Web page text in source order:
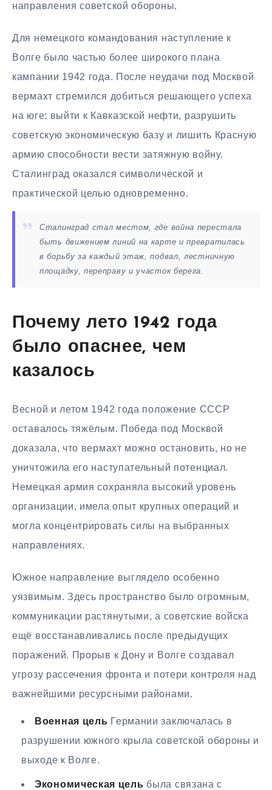
направления советской обороны.
Для немецкого командования наступление к
Волге было частью более широкого плана
кампании 1942 года. После неудачи под Москвой
вермахт стремился добиться решающего успеха
на юге: выйти к Кавказской нефти, разрушить
советскую экономическую базу и лишить Красную
армию способности вести затяжную войну.
Сталинград оказался символической и
практической целью одновременно.
Сталинград стал местом, где война перестала
быть движением линий на карте и превратилась
в борьбу за каждый этаж, подвал, лестничную
площадку, переправу и участок берега.
Почему лето 1942 года
было опаснее, чем
казалось
Весной и летом 1942 года положение СССР
оставалось тяжёлым. Победа под Москвой
доказала, что вермахт можно остановить, но не
уничтожила его наступательный потенциал.
Немецкая армия сохраняла высокий уровень
организации, имела опыт крупных операций и
могла концентрировать силы на выбранных
направлениях.
Южное направление выглядело особенно
уязвимым. Здесь пространство было огромным,
коммуникации растянутыми, а советские войска
ещё восстанавливались после предыдущих
поражений. Прорыв к Дону и Волге создавал
угрозу рассечения фронта и потери контроля над
важнейшими ресурсными районами.
Военная цель Германии заключалась в
разрушении южного крыла советской обороны и
выходе к Волге.
Экономическая цель была связана с